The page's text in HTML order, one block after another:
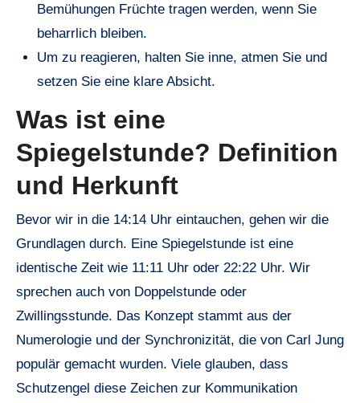
Bemühungen Früchte tragen werden, wenn Sie
beharrlich bleiben.
Um zu reagieren, halten Sie inne, atmen Sie und
setzen Sie eine klare Absicht.
Was ist eine
Spiegelstunde? Definition
und Herkunft
Bevor wir in die 14:14 Uhr eintauchen, gehen wir die
Grundlagen durch. Eine Spiegelstunde ist eine
identische Zeit wie 11:11 Uhr oder 22:22 Uhr. Wir
sprechen auch von Doppelstunde oder
Zwillingsstunde. Das Konzept stammt aus der
Numerologie und der Synchronizität, die von Carl Jung
populär gemacht wurden. Viele glauben, dass
Schutzengel diese Zeichen zur Kommunikation